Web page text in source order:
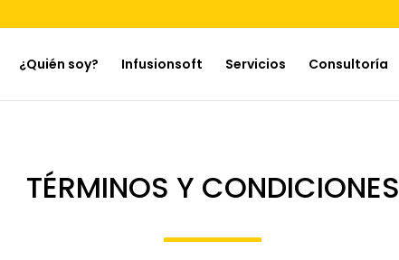
¿Quién soy? Infusionsoft Servicios Consultoría
TÉRMINOS Y CONDICIONES